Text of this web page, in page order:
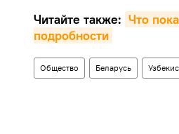
Читайте также: Что
подробности
Общество Беларусь